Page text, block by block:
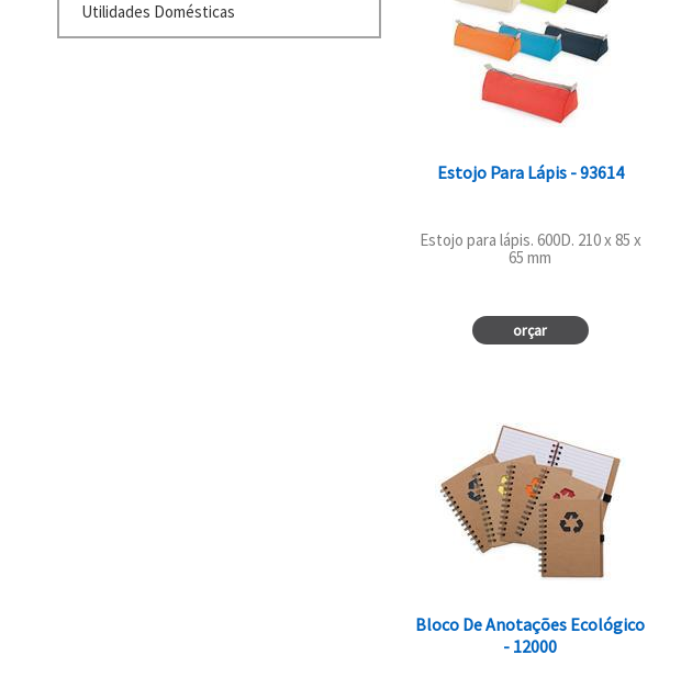
Utilidades Domésticas
Estojo Para Lápis - 93614
Estojo para lápis. 600D. 210 x 85 x
65 mm
orçar
Bloco De Anotações Ecológico
- 12000